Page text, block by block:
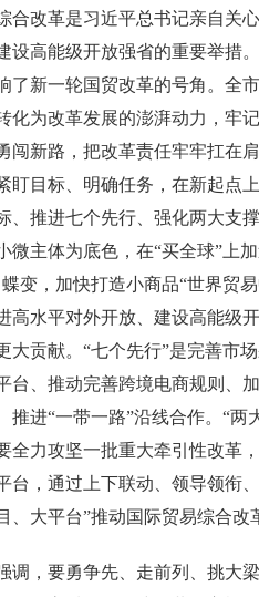
合改革是习近平总书记亲自关
设高能级开放强省的重要举措
了新一轮国贸改革的号角。全
化为改革发展的澎湃动力，牢
闯新路，把改革责任牢牢扛在
盯目标、明确任务，在新起点
、推进七个先行、强化两大支
微主体为底色，在“买全球”上
变，加快打造小商品“世界贸
高水平对外开放、建设高能级
大贡献。“七个先行”是完善市
台、推动完善跨境电商规则、
推进“一带一路”沿线合作。“
全力攻坚一批重大牵引性改革
台，通过上下联动、领导领衔
、大平台”推动国际贸易综合改
，要勇争先、走前列、挑大梁